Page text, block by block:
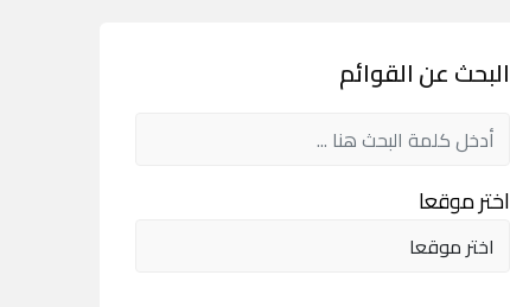
البحث عن القوائم
اختر موقعا